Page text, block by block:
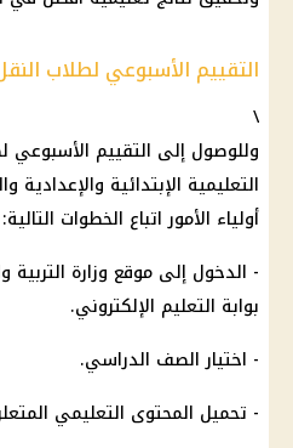
التقييم الأسبوعي لطلاب
\
وللوصول إلى التقييم الأسبوعي
التعليمية الإبتدائية والإعدادية
أولياء الأموراتباع الخطوات التالية:
- الدخول إلى موقع وزارة التربية
بوابة التعليم الإلكتروني.
- اختيار الصف الدراسي.
- تحميل المحتوى التعليمي